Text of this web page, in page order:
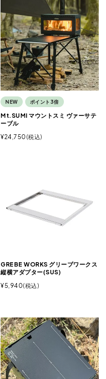
NEW ポイント3倍
Mt.SUMI マウントスミ ヴァーサテ
ーブル
¥24,750 税込
GREBE WORKS グリーブワークス
縦横アダプター(SUS)
¥5,940 税込